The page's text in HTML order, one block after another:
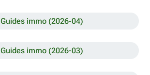
Guides immo (2026-04)
Guides immo (2026-03)